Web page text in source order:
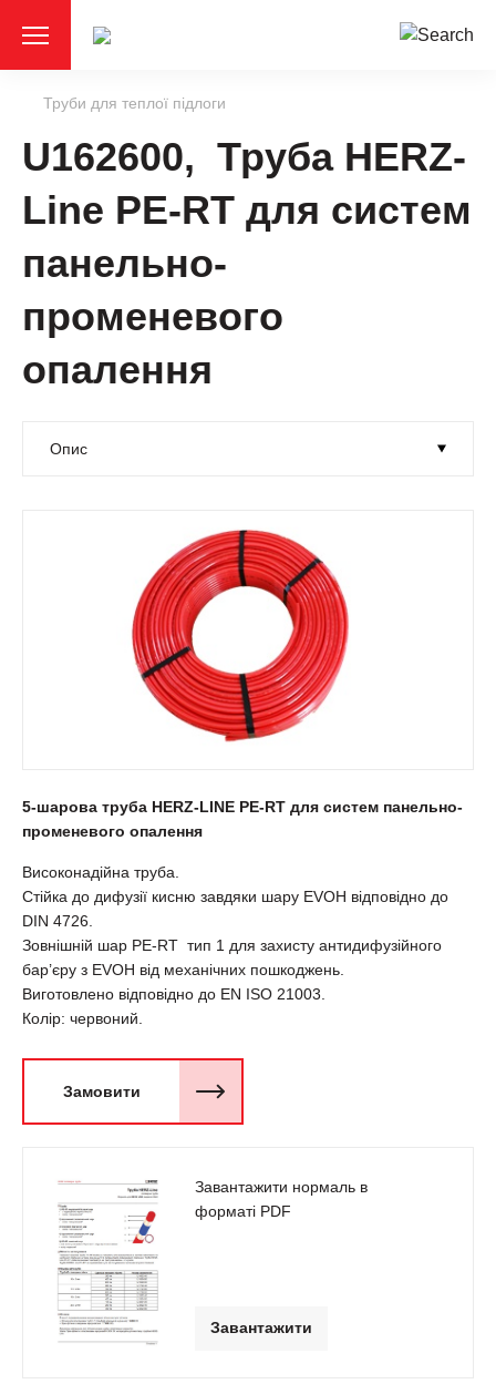
Труби для теплої підлоги
U162600, Труба HERZ-
Line PE-RT для систем
панельно-
променевого
опалення
5-шарова труба HERZ-LINE PE-RT для систем панельно-
променевого опалення
Високонадійна труба.
Стійка до дифузії кисню завдяки шару EVOH відповідно до
DIN 4726.
Зовнішній шар PE-RT тип 1 для захисту антидифузійного
бар’єру з EVOH від механічних пошкоджень.
Виготовлено відповідно до EN ISO 21003.
Колір: червоний.
Замовити
Завантажити нормаль в
форматі PDF
Завантажити